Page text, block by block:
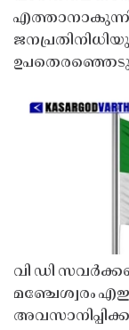
വി ഡി
മഞ്ചേശ്വരം